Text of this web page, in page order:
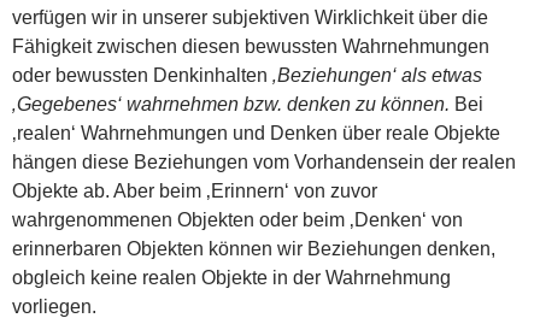
verfügen wir in unserer subjektiven Wirklichkeit über die
Fähigkeit zwischen diesen bewussten Wahrnehmungen
oder bewussten Denkinhalten ‚Beziehungen‘ als etwas
‚Gegebenes‘ wahrnehmen bzw. denken zu können. Bei
‚realen‘ Wahrnehmungen und Denken über reale Objekte
hängen diese Beziehungen vom Vorhandensein der realen
Objekte ab. Aber beim ‚Erinnern‘ von zuvor
wahrgenommenen Objekten oder beim ‚Denken‘ von
erinnerbaren Objekten können wir Beziehungen denken,
obgleich keine realen Objekte in der Wahrnehmung
vorliegen.